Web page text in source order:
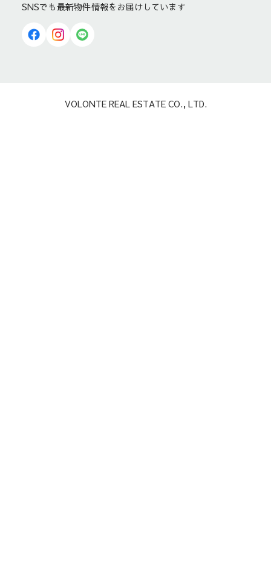
SNSでも最新物件情報をお届けしています
VOLONTE REAL ESTATE CO., LTD.